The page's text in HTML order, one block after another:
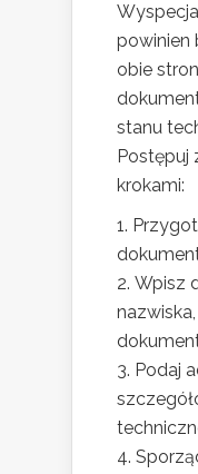
powinien
obie
stanu
Postępuj
krokami:
Wpisz
Podaj